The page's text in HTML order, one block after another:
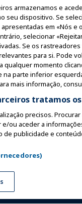
Edições anteriores
Escrever para o
Funworld
Internacional de
armazenamos e
seu dispositivo. Se
em «Nós
selecionar
Se os
para si. Pode
qualquer momento
na parte inferior
mais informação,
tratamos
precisos.
e/ou aceder a
de publicidade e